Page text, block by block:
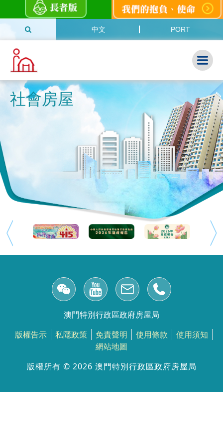
中文 PORT
社會房屋
澳門特別行政區政府房屋局
版權告示
私隱政策 免責聲明 使用條款
使用須知
網站地圖
版權所有 ©️ 2026 澳門特別行政區政府房屋局